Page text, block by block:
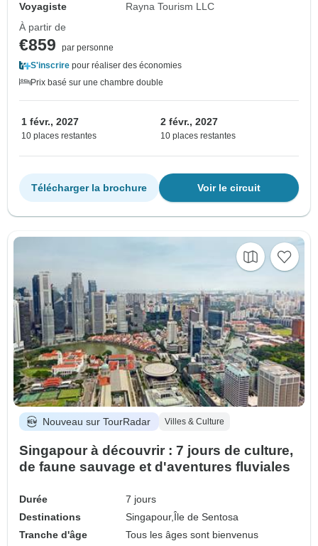
Voyagiste
Rayna Tourism LLC
À partir de
€859
par personne
S'inscrire pour réaliser des économies
Prix basé sur une chambre double
1 févr., 2027
10 places restantes
2 févr., 2027
10 places restantes
Voir le circuit
Télécharger la brochure
Nouveau sur TourRadar Villes & Culture
Singapour à découvrir : 7 jours de culture,
de faune sauvage et d'aventures fluviales
Durée
7 jours
Destinations
Singapour,Île de Sentosa
Tranche d'âge
Tous les âges sont bienvenus